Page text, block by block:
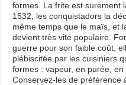
formes. La frite est surement
1532, les conquistadors la
même temps que le maïs, et
devient très vite populaire.
guerre pour son faible coût,
plébiscitée par les cuisiniers
formes : vapeur, en purée,
Conservez-les de préférence